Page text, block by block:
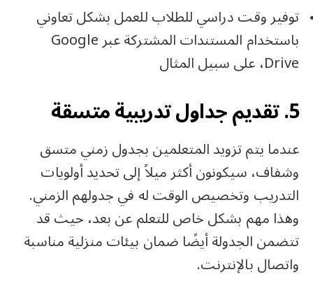
توفير وقت دراسي للطلاب للعمل بشكل تعاوني
باستخدام المستندات المشتركة عبر Google
Drive، على سبيل المثال
5. تقديم جداول تدريبية متسقة
عندما يتم تزويد المتعلمين بجدول زمني متسق
وشفاف، سيكونون أكثر ميلاً إلى تحديد أولويات
التدريب وتخصيص الوقت له في جدولهم الزمني.
وهذا مهم بشكل خاص للتعلم عن بعد، حيث قد
تتضمن الجدولة أيضًا ضمان بيئات منزلية مناسبة
واتصال بالإنترنت.